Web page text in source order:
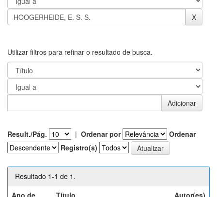
Utilizar filtros para refinar o resultado de busca.
Result./Pág. | Ordenar por
Ordenar
Registro(s)
Resultado 1-1 de 1.
Ano de
Título Autor(es)